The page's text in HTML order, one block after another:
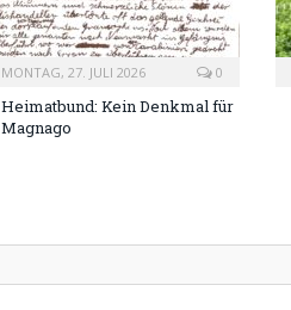
MONTAG, 27. JULI 2026 0
Heimatbund: Kein Denkmal für
Magnago